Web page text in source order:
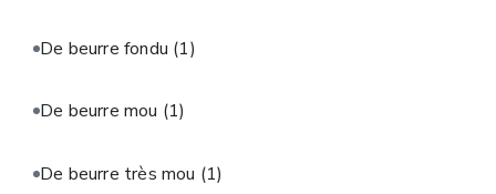
De beurre fondu (1)
De beurre mou (1)
De beurre très mou (1)